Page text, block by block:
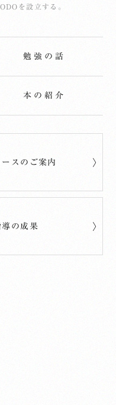
を設立する。
勉強の話
本の紹介
ースのご案内
導の成果